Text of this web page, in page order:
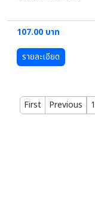
107.00 บาท
รายละเอียด
First Previous